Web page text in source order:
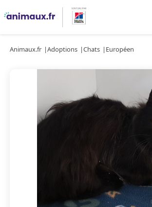
Animaux.fr Adoptions Chats Européen